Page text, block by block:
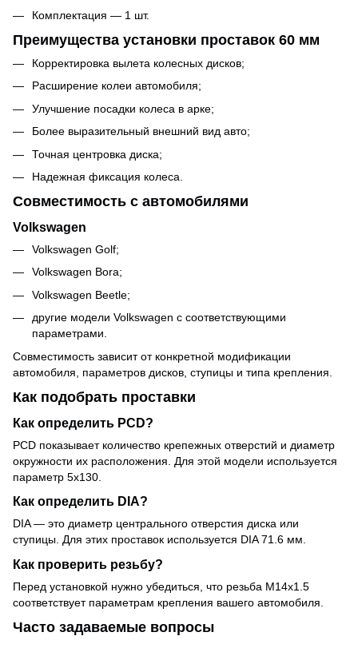
Комплектация — 1 шт.
Преимущества установки проставок 60 мм
Корректировка вылета колесных дисков;
Расширение колеи автомобиля;
Улучшение посадки колеса в арке;
Более выразительный внешний вид авто;
Точная центровка диска;
Надежная фиксация колеса.
Совместимость с автомобилями
Volkswagen
Volkswagen Golf;
Volkswagen Bora;
Volkswagen Beetle;
другие модели Volkswagen с соответствующими
параметрами.
Совместимость зависит от конкретной модификации
автомобиля, параметров дисков, ступицы и типа крепления.
Как подобрать проставки
Как определить PCD?
PCD показывает количество крепежных отверстий и диаметр
окружности их расположения. Для этой модели используется
параметр 5x130.
Как определить DIA?
DIA — это диаметр центрального отверстия диска или
ступицы. Для этих проставок используется DIA 71.6 мм.
Как проверить резьбу?
Перед установкой нужно убедиться, что резьба M14x1.5
соответствует параметрам крепления вашего автомобиля.
Часто задаваемые вопросы